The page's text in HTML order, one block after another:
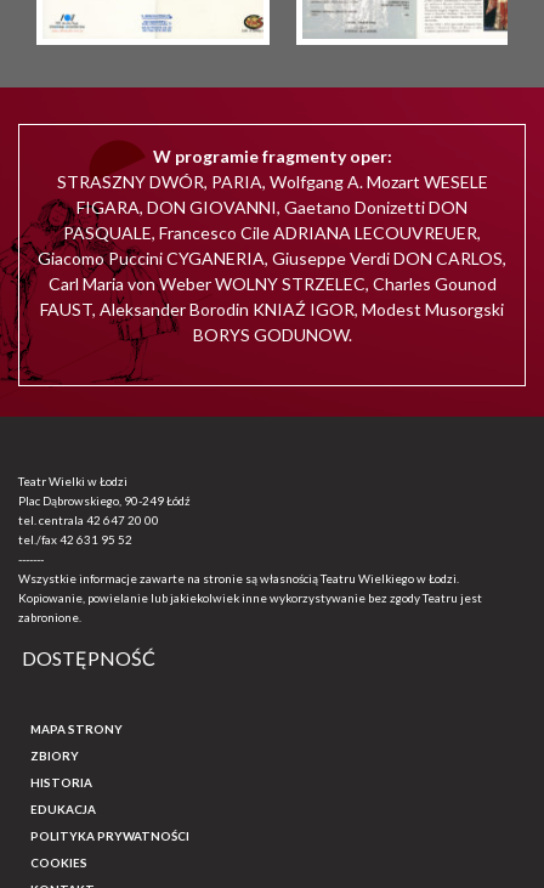
W programie fragmenty oper:
STRASZNY DWÓR, PARIA, Wolfgang A. Mozart WESELE
FIGARA, DON GIOVANNI, Gaetano Donizetti DON
PASQUALE, Francesco Cile ADRIANA LECOUVREUER,
Giacomo Puccini CYGANERIA, Giuseppe Verdi DON CARLOS,
Carl Maria von Weber WOLNY STRZELEC, Charles Gounod
FAUST, Aleksander Borodin KNIAŹ IGOR, Modest Musorgski
BORYS GODUNOW.
Teatr Wielki w Łodzi
Plac Dąbrowskiego, 90-249 Łódź
tel. centrala 42 647 20 00
tel./fax42 631 95 52
-------
Wszystkie informacje zawarte na stronie są własnością Teatru Wielkiego w Łodzi.
Kopiowanie, powielanie lub jakiekolwiek inne wykorzystywanie bez zgody Teatru jest
zabronione.
DOSTĘPNOŚĆ
MAPA STRONY
ZBIORY
HISTORIA
EDUKACJA
POLITYKA PRYWATNOŚCI
COOKIES